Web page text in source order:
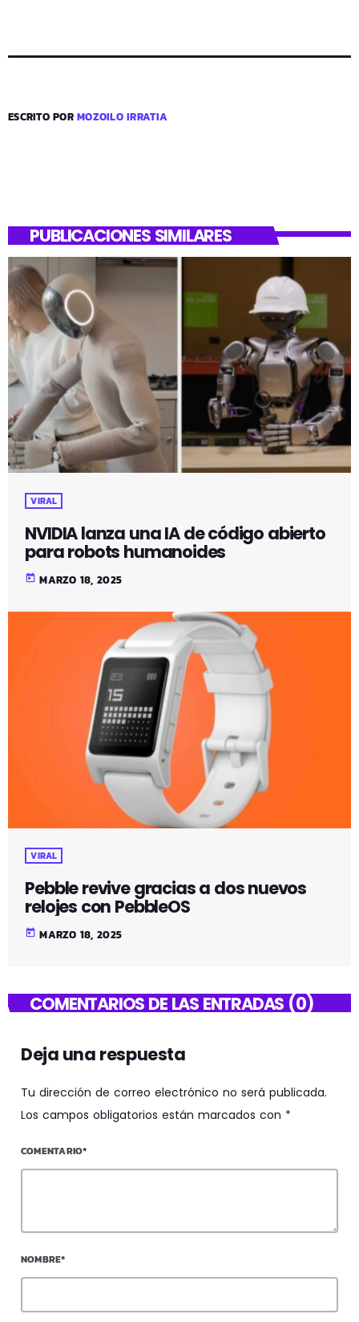
ESCRITO PORMOZOILO IRRATIA
PUBLICACIONES SIMILARES
VIRAL
NVIDIA lanza una IA de código abierto
para robots humanoides
today MARZO 18, 2025
VIRAL
Pebble revive gracias a dos nuevos
relojes con PebbleOS
today MARZO 18, 2025
COMENTARIOS DE LAS ENTRADAS (0)
Deja una respuesta
Tu dirección de correo electrónico no será publicada.
Los campos obligatorios están marcados con *
COMENTARIO*
NOMBRE*